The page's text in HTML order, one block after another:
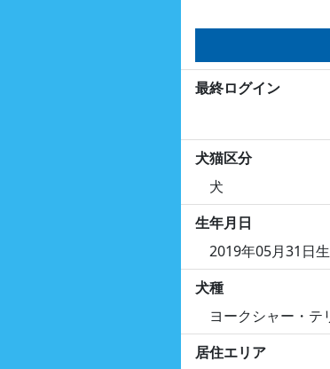
最終ログイン
犬猫区分
犬
生年月日
2019年05月31日生
犬種
ヨークシャー・テ
居住エリア